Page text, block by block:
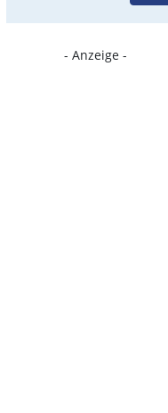
- Anzeige -